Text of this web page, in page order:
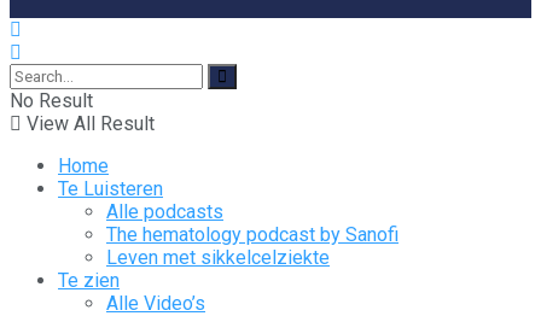
No Result
View All Result
Home
Te Luisteren
Alle podcasts
The hematology podcast by Sanofi
Leven met sikkelcelziekte
Te zien
Alle Video’s